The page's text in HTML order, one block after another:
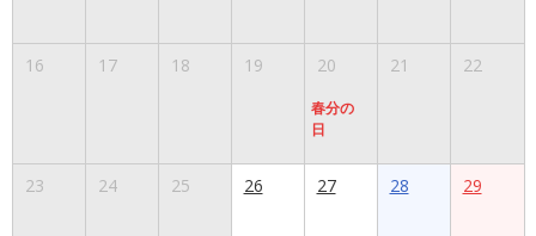
16 17 18 19 20
春分の
日
21 22
23 24 25 26 27 28 29